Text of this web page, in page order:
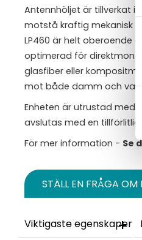
Antennhöljet är tillverkat i
motstå kraftig mekanisk
LP460 är helt oberoende
optimerad för
glasfiber eller
mot både damm och
Enheten är utrustad med
avslutas med en
För mer information - Se
STÄLL EN FRÅGA OM
Viktigaste egenskaper